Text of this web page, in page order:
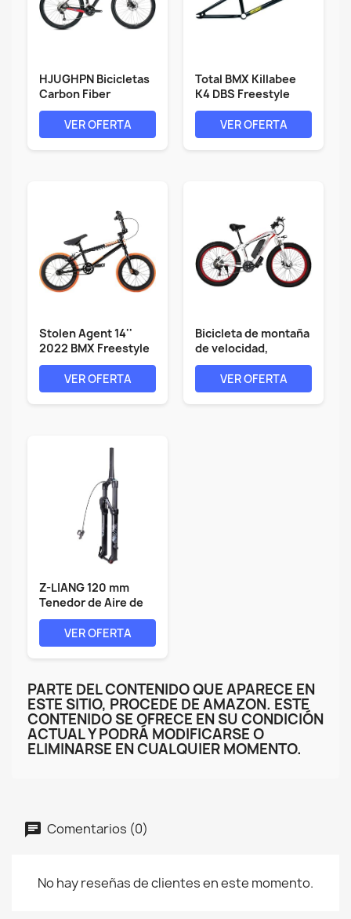
HJUGHPN Bicicletas
Carbon Fiber
Mountain Bike...
VER OFERTA
Total BMX Killabee
K4 DBS Freestyle
BMX Cuadro...
VER OFERTA
Stolen Agent 14''
2022 BMX Freestyle
(14.6" -...
VER OFERTA
Bicicleta de montaña
de velocidad,
bicicleta de...
VER OFERTA
Z-LIANG 120 mm
Tenedor de Aire de
Viaje 26 27.5...
VER OFERTA
PARTE DEL CONTENIDO QUE APARECE EN
ESTE SITIO, PROCEDE DE AMAZON. ESTE
CONTENIDO SE OFRECE EN SU CONDICIÓN
ACTUAL Y PODRÁ MODIFICARSE O
ELIMINARSE EN CUALQUIER MOMENTO.
Comentarios (0)
No hay reseñas de clientes en este momento.